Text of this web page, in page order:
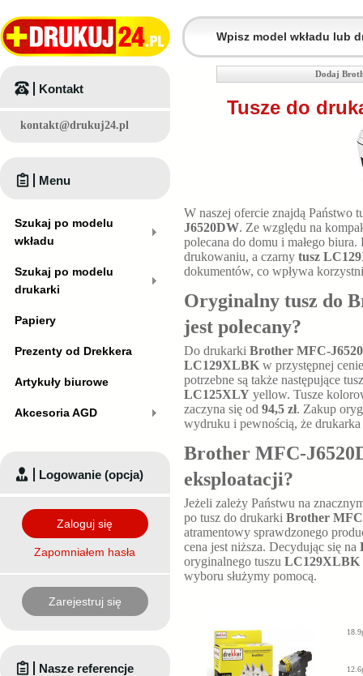
Dodaj
Tusze do
W naszej ofercie znajdą Państwo
J6520DW. Ze względu na
polecana do domu i małego
drukowaniu, a czarny tusz
dokumentów, co wpływa
Oryginalny tusz do
jest polecany?
Do drukarki Brother MFC-
LC129XLBK w przystępnej
potrzebne są także następujące
LC125XLY yellow. Tusze
zaczyna się od 94,5 zł. Zakup
wydruku i pewnością, że
Brother MFC-
eksploatacji?
Jeżeli zależy Państwu na
po tusz do drukarki Brother
atramentowy sprawdzonego
cena jest niższa. Decydując się na
oryginalnego tuszu LC129XLBK
wyboru służymy pomocą.
Kontakt
kontakt@drukuj24.pl
Menu
Szukaj po modelu
wkładu
Szukaj po modelu
drukarki
Papiery
Prezenty od Drekkera
Artykuły biurowe
Akcesoria AGD
Logowanie (opcja)
Zaloguj się
Zapomniałem hasła
Zarejestruj się
Nasze referencje